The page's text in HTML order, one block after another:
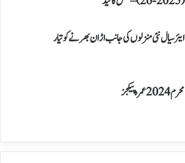
ایئر سیال نئی منزلوں کی جانب اڑان بھرنے کو تیار
محرم 2024 عمرہ پیکجز